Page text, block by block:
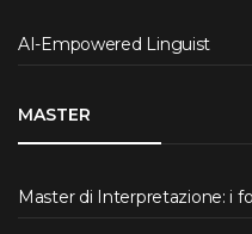
AI-Empowered Linguist
MASTER
Master di Interpretazione: i